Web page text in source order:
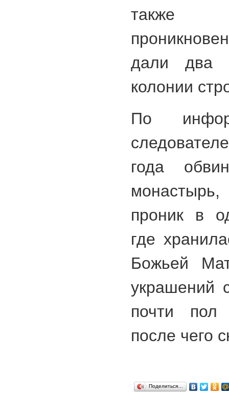
также
дали два
колонии
По
года
проник в
где
Божьей
украшений
почти пол
после чего
Поделиться…